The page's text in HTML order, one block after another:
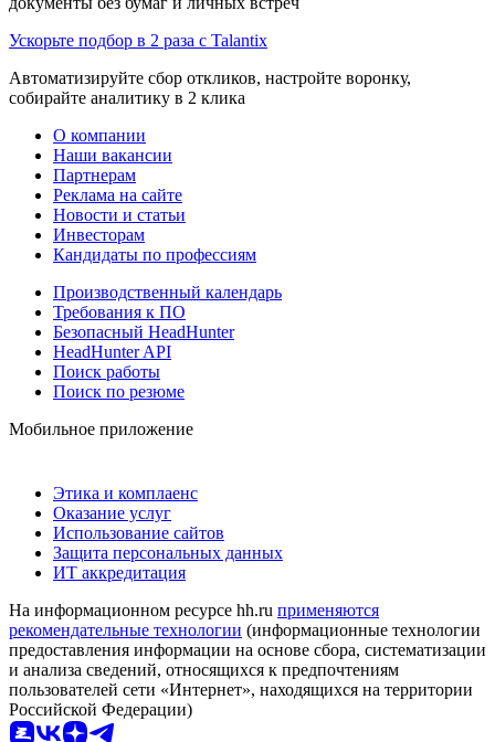
Ускорьте подбор в 2 раза с Talantix
Автоматизируйте сбор откликов, настройте воронку,
собирайте аналитику в 2 клика
О компании
Наши вакансии
Партнерам
Реклама на сайте
Новости и статьи
Инвесторам
Кандидаты по профессиям
Производственный календарь
Требования к ПО
Безопасный HeadHunter
HeadHunter API
Поиск работы
Поиск по резюме
Мобильное приложение
Этика и комплаенс
Оказание услуг
Использование сайтов
Защита персональных данных
ИТ аккредитация
На информационном ресурсе hh.ru применяются
рекомендательные технологии (информационные технологии
предоставления информации на основе сбора, систематизации
и анализа сведений, относящихся к предпочтениям
пользователей сети «Интернет», находящихся на территории
Российской Федерации)